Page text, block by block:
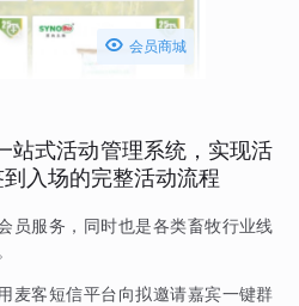
 会员商城
站式活动管理系统，实现活
入场的完整活动流程
员服务，同时也是各类畜牧行业线
麦客短信平台向拟邀请嘉宾一键群